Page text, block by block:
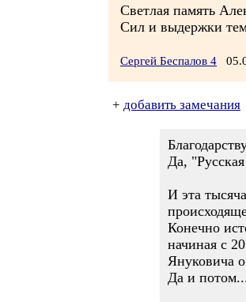
Светлая память
Сил и выдержки
Сергей Беспалов 4
+ добавить замечания
Да,
И эта
Конечно
начиная с
Януковича
Да и